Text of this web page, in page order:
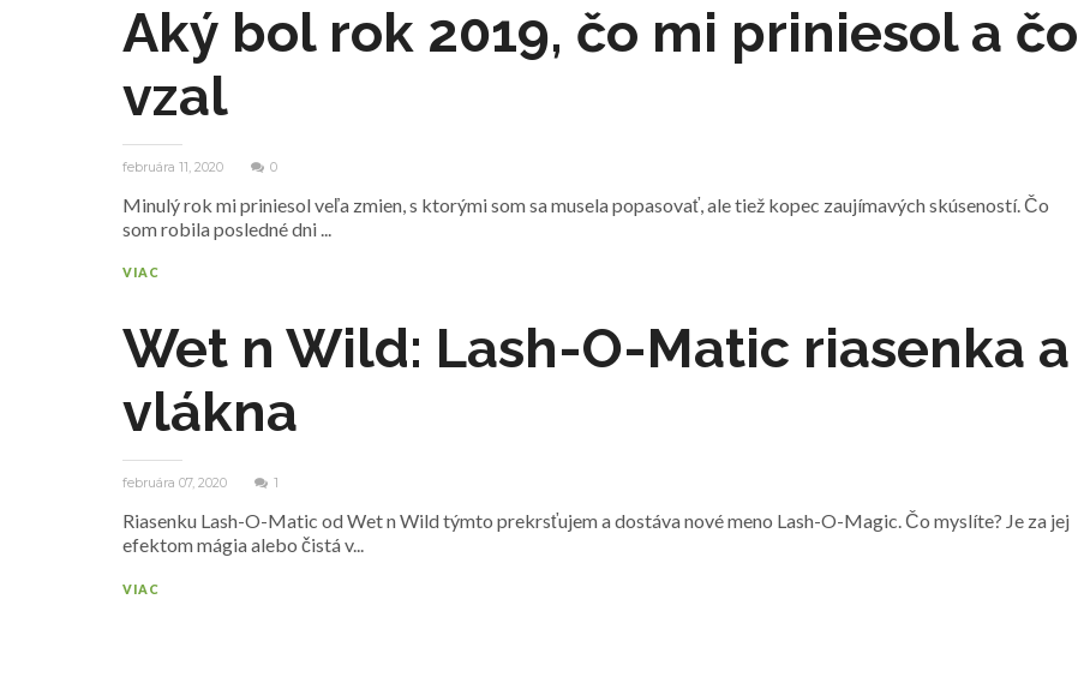
Aký bol rok 2019, čo mi priniesol a čo
vzal
februára 11, 2020 0
Minulý rok mi priniesol veľa zmien, s ktorými som sa musela popasovať, ale tiež kopec zaujímavých skúseností. Čo
som robila posledné dni ...
VIAC
Wet n Wild: Lash-O-Matic riasenka a
vlákna
februára 07, 2020 1
Riasenku Lash-O-Matic od Wet n Wild týmto prekrsťujem a dostáva nové meno Lash-O-Magic. Čo myslíte? Je za jej
efektom mágia alebo čistá v...
VIAC